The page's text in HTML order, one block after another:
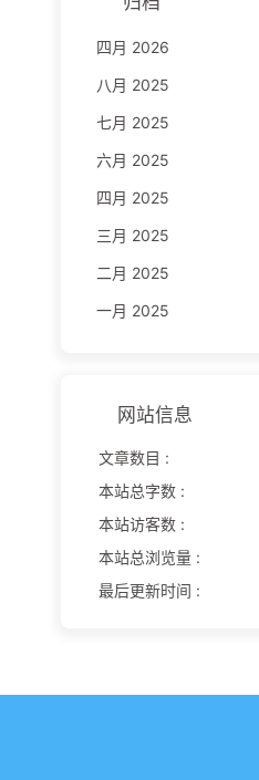
四月 2026
八月 2025
七月 2025
六月 2025
四月 2025
三月 2025
二月 2025
一月 2025
网站信息
文章数目 :
本站总字数 :
本站访客数 :
本站总浏览量 :
最后更新时间 :